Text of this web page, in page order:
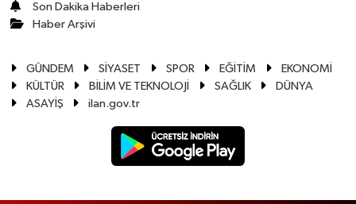
Son Dakika Haberleri
Haber Arşivi
GÜNDEM SİYASET SPOR EĞİTİM
EKONOMİ
KÜLTÜR
BİLİM VE TEKNOLOJİ SAĞLIK
DÜNYA
ASAYİŞ
ilan.gov.tr